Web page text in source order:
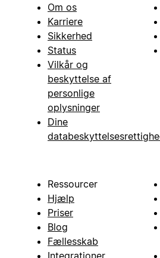
Om os
Karriere
Sikkerhed
Status
Vilkår og
beskyttelse af
personlige
oplysninger
Dine
Ressourcer
Hjælp
Priser
Blog
Fællesskab